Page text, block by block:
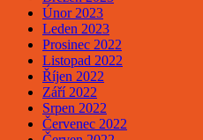
Únor 2023
Leden 2023
Prosinec 2022
Listopad 2022
Říjen 2022
Září 2022
Srpen 2022
Červenec 2022